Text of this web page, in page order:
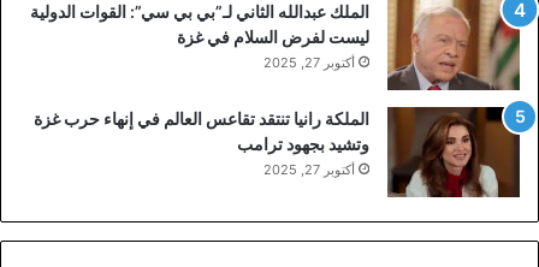
الملك عبدالله الثاني لـ”بي بي سي”: القوات الدولية
ليست لفرض السلام في غزة
أكتوبر 27, 2025
الملكة رانيا تنتقد تقاعس العالم في إنهاء حرب غزة
وتشيد بجهود ترامب
أكتوبر 27, 2025